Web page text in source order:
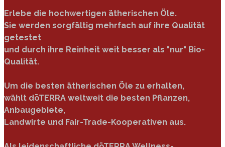
Erlebe die hochwertigen ätherischen Öle.
Sie werden sorgfältig mehrfach auf ihre Qualität
getestet
und durch ihre Reinheit weit besser als "nur" Bio-
Qualität.
Um die besten ätherischen Öle zu erhalten,
wählt dōTERRA weltweit die besten Pflanzen,
Anbaugebiete,
Landwirte und Fair-Trade-Kooperativen aus.